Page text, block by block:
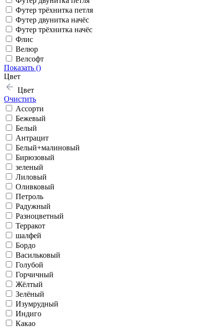
Футер трёхнитка петля
Футер двунитка начёс
Футер трёхнитка начёс
Флис
Велюр
Велсофт
Показать ()
Цвет
Цвет
Очистить
Ассорти
Бежевый
Белый
Антрацит
Белый+малиновый
Бирюзовый
зеленый
Лиловый
Оливковый
Петроль
Радужный
Разноцветный
Терракот
шалфей
Бордо
Васильковый
Голубой
Горчичный
Жёлтый
Зелёный
Изумрудный
Индиго
Какао